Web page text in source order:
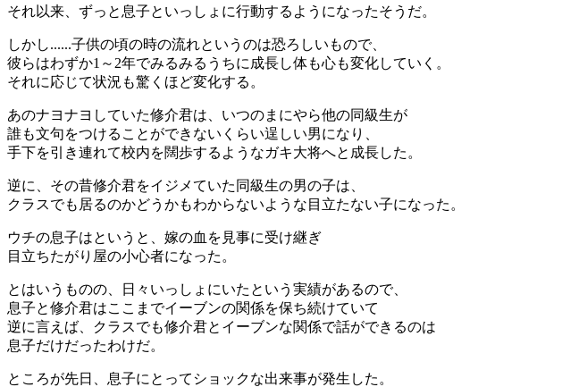
それ以来、ずっと息子といっしょに行動するようになったそうだ。
しかし......子供の頃の時の流れというのは恐ろしいもので、
彼らはわずか1～2年でみるみるうちに成長し体も心も変化していく。
それに応じて状況も驚くほど変化する。
あのナヨナヨしていた修介君は、いつのまにやら他の同級生が
誰も文句をつけることができないくらい逞しい男になり、
手下を引き連れて校内を闊歩するようなガキ大将へと成長した。
逆に、その昔修介君をイジメていた同級生の男の子は、
クラスでも居るのかどうかもわからないような目立たない子になった。
ウチの息子はというと、嫁の血を見事に受け継ぎ
目立ちたがり屋の小心者になった。
とはいうものの、日々いっしょにいたという実績があるので、
息子と修介君はここまでイーブンの関係を保ち続けていて
逆に言えば、クラスでも修介君とイーブンな関係で話ができるのは
息子だけだったわけだ。
ところが先日、息子にとってショックな出来事が発生した。